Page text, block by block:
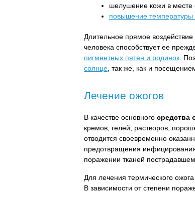
шелушение кожи в месте
повышение температуры
Длительное прямое
человека способствует ее
пигментных пятен и родинок .
солнце , так же, как и
Лечение ожогов
В качестве основного средства
кремов, гелей, растворов,
отводится своевременно
предотвращения
поражении тканей
Для лечения термического
В зависимости от степени